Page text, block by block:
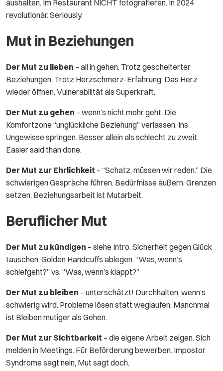
aushalten. Im Restaurant NICHT fotografieren. In 2024
revolutionär. Seriously.
Mut in Beziehungen
Der Mut zu lieben – all in gehen. Trotz gescheiterter
Beziehungen. Trotz Herzschmerz-Erfahrung. Das Herz
wieder öffnen. Vulnerabilität als Superkraft.
Der Mut zu gehen – wenn’s nicht mehr geht. Die
Komfortzone “unglückliche Beziehung” verlassen. Ins
Ungewisse springen. Besser allein als schlecht zu zweit.
Easier said than done.
Der Mut zur Ehrlichkeit – “Schatz, müssen wir reden.” Die
schwierigen Gespräche führen. Bedürfnisse äußern. Grenzen
setzen. Beziehungsarbeit ist Mutarbeit.
Beruflicher Mut
Der Mut zu kündigen – siehe Intro. Sicherheit gegen Glück
tauschen. Golden Handcuffs ablegen. “Was, wenn’s
schiefgeht?” vs. “Was, wenn’s klappt?”
Der Mut zu bleiben – unterschätzt! Durchhalten, wenn’s
schwierig wird. Probleme lösen statt weglaufen. Manchmal
ist Bleiben mutiger als Gehen.
Der Mut zur Sichtbarkeit – die eigene Arbeit zeigen. Sich
melden in Meetings. Für Beförderung bewerben. Impostor
Syndrome sagt nein, Mut sagt doch.